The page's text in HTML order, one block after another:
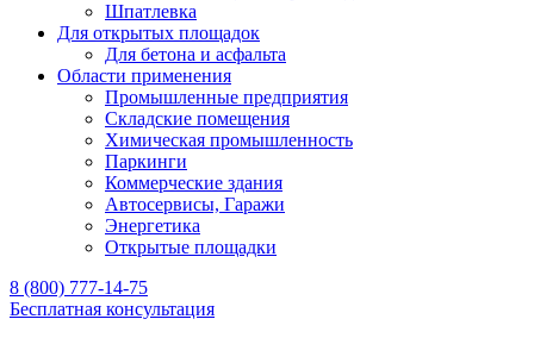
Шпатлевка
Для открытых площадок
Для бетона и асфальта
Области применения
Промышленные предприятия
Складские помещения
Химическая промышленность
Паркинги
Коммерческие здания
Автосервисы, Гаражи
Энергетика
Открытые площадки
8 (800) 777-14-75
Бесплатная консультация